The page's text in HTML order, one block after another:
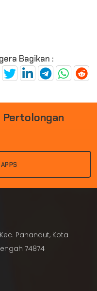
Bagikan :
PERTOLONGAN
Pahandut, Kota
74874